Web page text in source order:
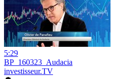
5:29
BP_160323_Audacia
investisseur.TV